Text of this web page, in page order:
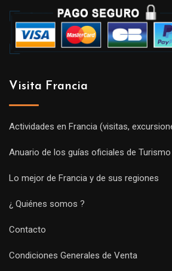
Visita Francia
Actividades en Francia (visitas,
Anuario de los guías oficiales de
Lo mejor de Francia y de sus regiones
¿ Quiénes somos ?
Contacto
Condiciones Generales de Venta